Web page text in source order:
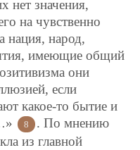
нет значения,
на чувственно
нация, народ,
имеющие общий
они
если
какое-то бытие и
8
. По мнению
из главной